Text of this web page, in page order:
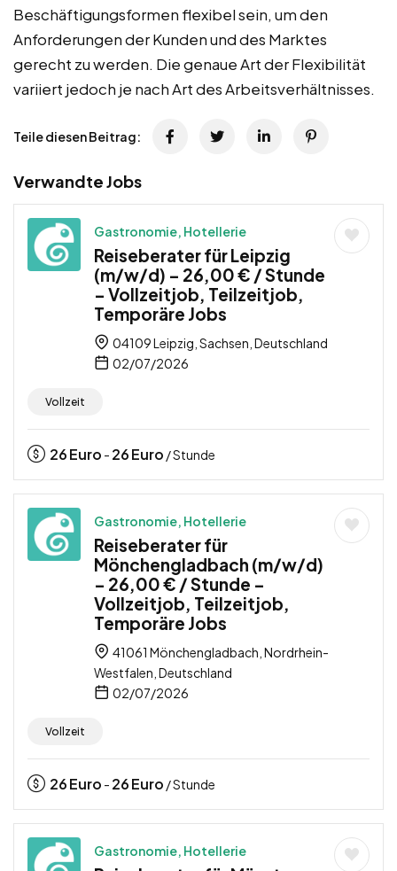
Beschäftigungsformen flexibel sein, um den
Anforderungen der Kunden und des Marktes
gerecht zu werden. Die genaue Art der Flexibilität
variiert jedoch je nach Art des Arbeitsverhältnisses.
Teile diesen Beitrag:
Verwandte Jobs
Gastronomie, Hotellerie
Reiseberater für Leipzig
(m/w/d) – 26,00 € / Stunde
– Vollzeitjob, Teilzeitjob,
Temporäre Jobs
04109 Leipzig, Sachsen, Deutschland
02/07/2026
Vollzeit
26Euro - 26Euro / Stunde
Gastronomie, Hotellerie
Reiseberater für
Mönchengladbach (m/w/d)
– 26,00 € / Stunde –
Vollzeitjob, Teilzeitjob,
Temporäre Jobs
41061 Mönchengladbach, Nordrhein-
Westfalen, Deutschland
02/07/2026
Vollzeit
26Euro - 26Euro / Stunde
Gastronomie, Hotellerie